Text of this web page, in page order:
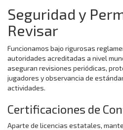
Seguridad y
Revisar
Funcionamos bajo rigurosas
autoridades acreditadas a nivel
aseguran revisiones periódicas,
jugadores y observancia de
actividades.
Certificaciones de
Aparte de licencias estatales,